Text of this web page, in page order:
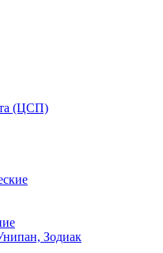
(ЦСП)
Зодиак